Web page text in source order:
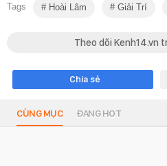
Tags Hoài Lâm Giải Trí
Theo dõi Kenh14.vn
Chia sẻ
CÙNG MỤC ĐANG HOT